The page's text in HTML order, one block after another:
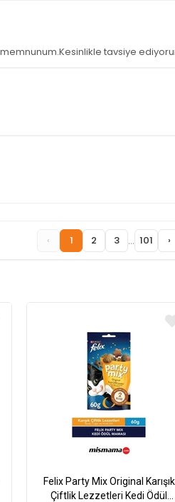
memnunum.Kesinlikle tavsiye
‹ 1 2 3 ... 101 ›
Felix Party Mix Original Karışık
Çiftlik Lezzetleri Kedi Ödül